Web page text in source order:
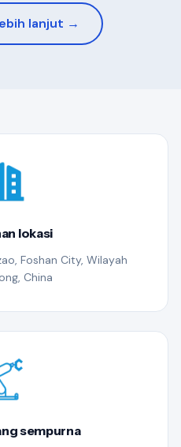
lanjut →
lokasi
Foshan City, Wilayah
China
sempurna